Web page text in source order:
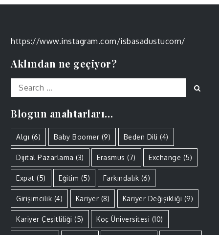
https://www.instagram.com/isbasadustucom/
Aklından ne geçiyor?
Search
for:
Blogun anahtarları…
Algı (6) Baby Boomer (9) Beden Dili (4)
Dijital Pazarlama (3) Erasmus (7) Exchange (5)
Expat (5) Eğitim (5) Farkındalık (6)
Girişimcilik (4) Kariyer (8) Kariyer Değişikliği (9)
Kariyer Çeşitliliği (5) Koç Üniversitesi (10)